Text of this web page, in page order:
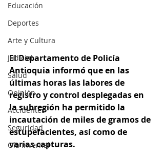
Educación
Deportes
Arte y Cultura
Judicial
Salud
Opinión
Accidentes
Seguridad
Ola Invernal
El Departamento de Policía
Antioquia informó que en las
últimas horas las labores de
registro y control desplegadas en
la subregión ha permitido la
incautación de miles de gramos de
estupefacientes, así como de
varias capturas.